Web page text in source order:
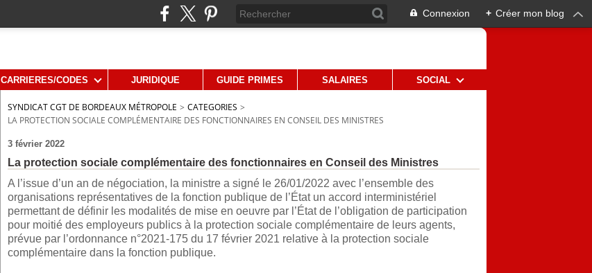
Connexion + Créer mon blog
CARRIERES/CODES JURIDIQUE GUIDE PRIMES SALAIRES SOCIAL
SYNDICAT CGT DE BORDEAUX MÉTROPOLE > CATEGORIES >
LA PROTECTION SOCIALE COMPLÉMENTAIRE DES FONCTIONNAIRES EN CONSEIL DES MINISTRES
3 février 2022
La protection sociale complémentaire des fonctionnaires en Conseil des Ministres
A l’issue d’un an de négociation, la ministre a signé le 26/01/2022 avec l’ensemble des
organisations représentatives de la fonction publique de l’État un accord interministériel
permettant de définir les modalités de mise en oeuvre par l’État de l’obligation de participation
pour moitié des employeurs publics à la protection sociale complémentaire de leurs agents,
prévue par l’ordonnance n°2021-175 du 17 février 2021 relative à la protection sociale
complémentaire dans la fonction publique.